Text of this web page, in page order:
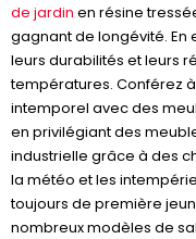
de jardin en résine
gagnant de longévité. En
leurs durabilités et leurs
températures. Conférez
intemporel avec des
en privilégiant des
industrielle grâce à des
la météo et les
toujours de première
nombreux modèles de